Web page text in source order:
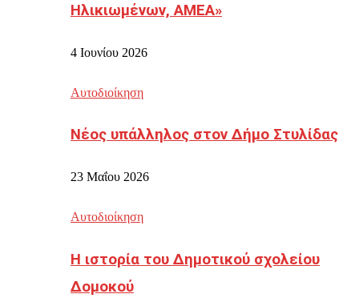
Ηλικιωμένων, ΑΜΕΑ»
4 Ιουνίου 2026
Αυτοδιοίκηση
Νέος υπάλληλος στον Δήμο Στυλίδας
23 Μαΐου 2026
Αυτοδιοίκηση
Η ιστορία του Δημοτικού σχολείου
Δομοκού